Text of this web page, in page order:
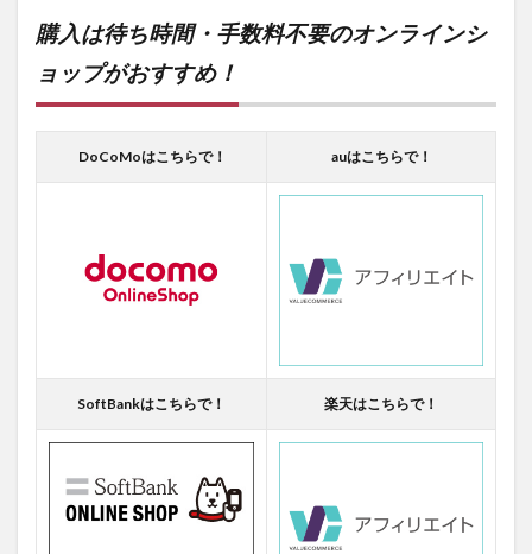
購入は待ち時間・手数料不要のオンラインシ
ョップがおすすめ！
DoCoMoはこちらで！ auはこちらで！
SoftBankはこちらで！ 楽天はこちらで！